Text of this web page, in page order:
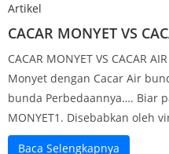
Artikel
CACAR MONYET VS
CACAR MONYET VS CACAR
Monyet dengan Cacar Air
bunda Perbedaannya…. Biar
MONYET1. Disebabkan oleh
Baca Selengkapnya